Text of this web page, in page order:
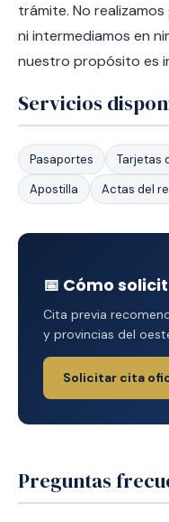
trámite. No
ni intermediamos en
nuestro propósito es
Servicios
Pasaportes Tarjetas
Apostilla
Actas del
📅 Cómo
Cita previa
y provincias del
Solicitar cita
Preguntas